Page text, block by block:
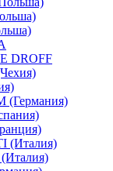
DROFF
(Германия)
(Италия)